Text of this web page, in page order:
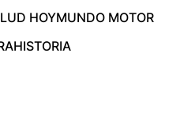
HOYMUNDO MOTOR
HISTORIA